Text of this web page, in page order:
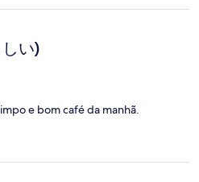
い)
e bom café da manhã.